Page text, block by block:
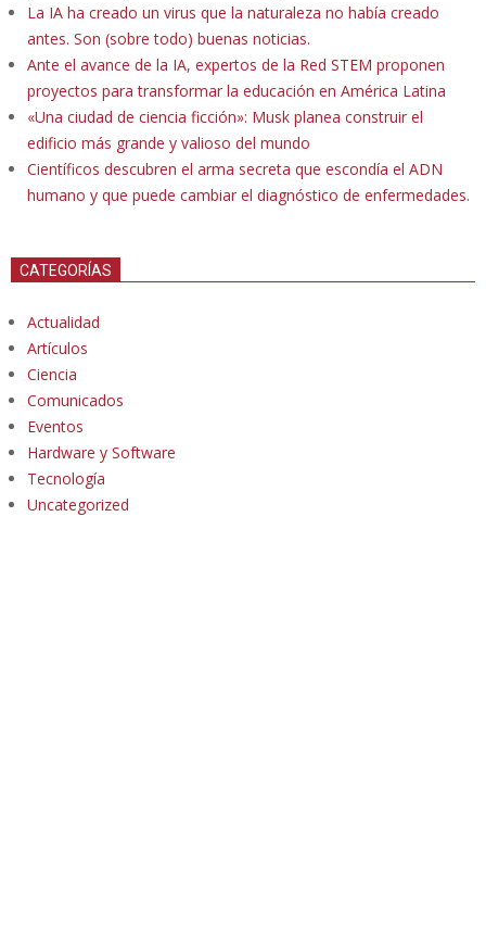
La IA ha creado un virus que la naturaleza no había creado
antes. Son (sobre todo) buenas noticias.
Ante el avance de la IA, expertos de la Red STEM proponen
proyectos para transformar la educación en América Latina
«Una ciudad de ciencia ficción»: Musk planea construir el
edificio más grande y valioso del mundo
Científicos descubren el arma secreta que escondía el ADN
humano y que puede cambiar el diagnóstico de enfermedades.
CATEGORÍAS
Actualidad
Artículos
Ciencia
Comunicados
Eventos
Hardware y Software
Tecnología
Uncategorized